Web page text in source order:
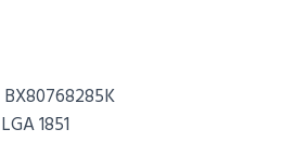
BX80768285K
LGA 1851